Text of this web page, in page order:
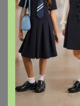
Медали 10
Номинировать на